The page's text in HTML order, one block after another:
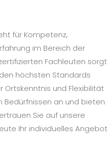
für Kompetenz,
im Bereich der
Fachleuten sorgt
höchsten Standards
und Flexibilität
Bedürfnissen an und bieten
Sie auf unsere
Ihr individuelles Angebot